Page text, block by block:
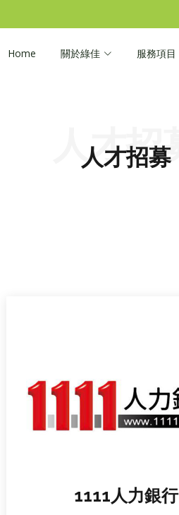
Home 關於綠佳 服務項目
人才招募
人才招募
1111人力銀行